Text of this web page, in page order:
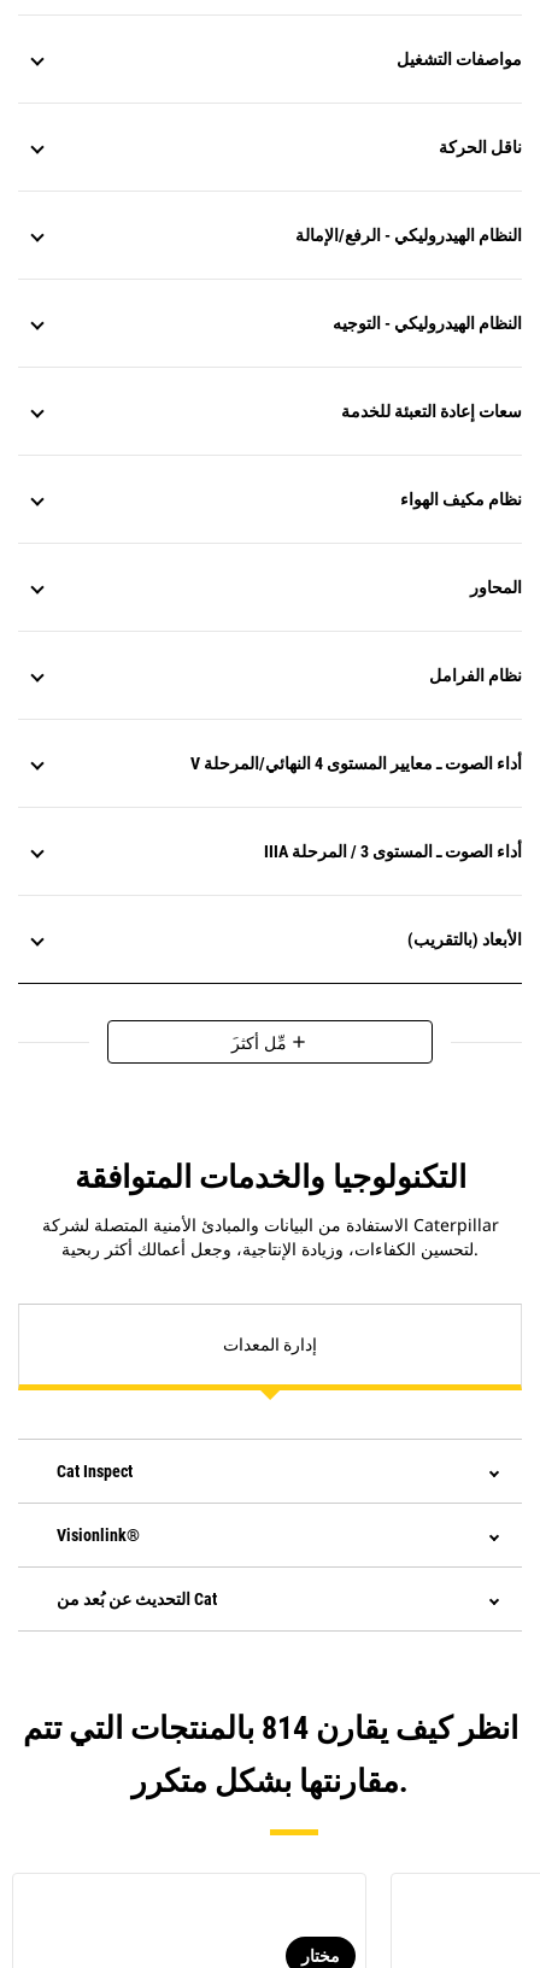
مواصفات التشغيل
ناقل الحركة
النظام الهيدروليكي - الرفع/الإمالة
النظام الهيدروليكي - التوجيه
سعات إعادة التعبئة للخدمة
نظام مكيف الهواء
المحاور
نظام الفرامل
أداء الصوت ـ معايير المستوى 4 النهائي/المرحلة V
أداء الصوت ـ المستوى 3 / المرحلة IIIA
الأبعاد (بالتقريب)
َمِّل أكثر add
التكنولوجيا والخدمات المتوافقة
الاستفادة من البيانات والمبادئ الأمنية المتصلة لشركة Caterpillar
لتحسين الكفاءات، وزيادة الإنتاجية، وجعل أعمالك أكثر ربحية.
إدارة المعدات
Cat Inspect
Visionlink®
التحديث عن بُعد من Cat
انظر كيف يقارن 814 بالمنتجات التي تتم
مقارنتها بشكل متكرر.
مختار